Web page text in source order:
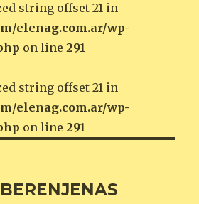
string offset 21 in
elenag.com.ar/wp-
on line 291
string offset 21 in
elenag.com.ar/wp-
on line 291